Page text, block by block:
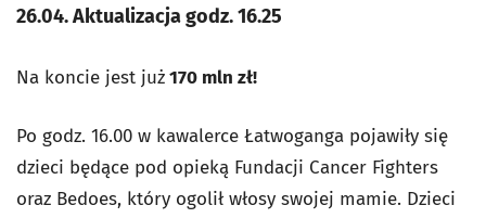
26.04. Aktualizacja godz. 16.25
Na koncie jest już170 mln zł!
Po godz. 16.00 w kawalerce Łatwoganga pojawiły się
dzieci będące pod opieką Fundacji Cancer Fighters
oraz Bedoes, który ogolił włosy swojej mamie. Dzieci